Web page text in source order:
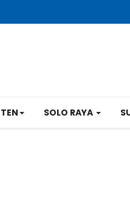
SOLO RAYA